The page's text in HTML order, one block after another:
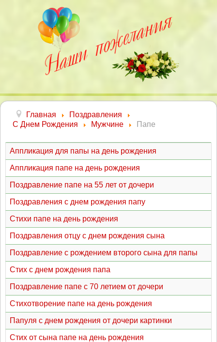
Главная
Поздравления
С Днем Рождения
Мужчине Папе
Аппликация для папы на день рождения
Аппликация папе на день рождения
Поздравление папе на 55 лет от дочери
Поздравления с днем рождения папу
Стихи папе на день рождения
Поздравления отцу с днем рождения сына
Поздравление с рождением второго сына для папы
Стих с днем рождения папа
Поздравление папе с 70 летием от дочери
Стихотворение папе на день рождения
Папуля с днем рождения от дочери картинки
Стих от сына папе на день рождения